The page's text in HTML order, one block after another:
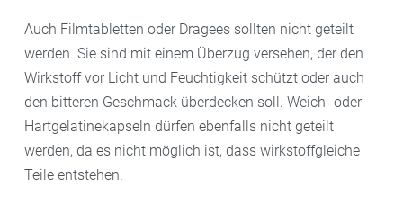
Auch Filmtabletten oder Dragees sollten nicht geteilt
werden. Sie sind mit einem Überzug versehen, der den
Wirkstoff vor Licht und Feuchtigkeit schützt oder auch
den bitteren Geschmack überdecken soll. Weich- oder
Hartgelatinekapseln dürfen ebenfalls nicht geteilt
werden, da es nicht möglich ist, dass wirkstoffgleiche
Teile entstehen.